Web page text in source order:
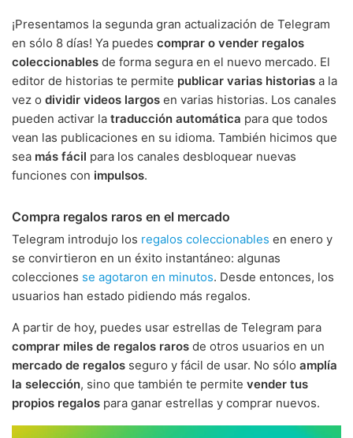
¡Presentamos la segunda gran actualización de Telegram
en sólo 8 días! Ya puedes comprar o vender regalos
coleccionables de forma segura en el nuevo mercado. El
editor de historias te permite publicar varias historias a la
vez o dividir videos largos en varias historias. Los canales
pueden activar la traducción automática para que todos
vean las publicaciones en su idioma. También hicimos que
sea más fácil para los canales desbloquear nuevas
funciones con impulsos.
Compra regalos raros en el mercado
Telegram introdujo los regalos coleccionables en enero y
se convirtieron en un éxito instantáneo: algunas
colecciones se agotaron en minutos. Desde entonces, los
usuarios han estado pidiendo más regalos.
A partir de hoy, puedes usar estrellas de Telegram para
comprar miles de regalos raros de otros usuarios en un
mercado de regalos seguro y fácil de usar. No sólo amplía
la selección, sino que también te permite vender tus
propios regalos para ganar estrellas y comprar nuevos.